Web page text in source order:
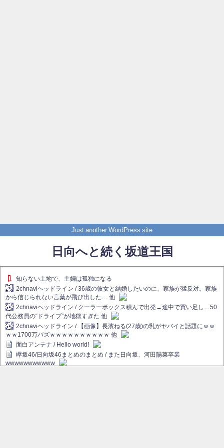
Just another WordPress site
日向へと続く坂道王国
知らない土地で、主婦は孤独になる
2chnaviヘッドライン / 36歳の彼女と結婚したいのに、家族が猛反対。家族
から信じられない言葉が飛び出した… 他
2chnaviヘッドライン / クーラーボックス積んで出発→途中で買い足し…50
代公務員の“ドライブ”が地獄すぎた 他
2chnaviヘッドライン / 【画像】長濱ねる(27歳)の乳がヤバイと話題にｗｗ
ｗｗ1700万バズｗｗｗｗｗｗｗｗｗｗ 他
面白アンテナ / Hello world!
欅坂46/日向坂46まとめのまとめ / また日向坂、河田陽菜卒業
wwwwwwwwwww